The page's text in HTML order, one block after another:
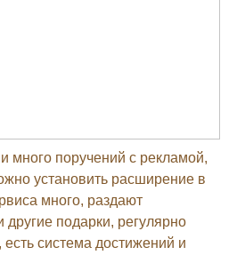
много поручений с рекламой,
установить расширение в
много, раздают
подарки, регулярно
система достижений и